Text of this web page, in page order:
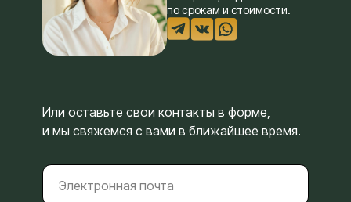
Или оставьте свои контакты в форме,
и мы свяжемся с вами в ближайшее время.
по срокам и стоимости.